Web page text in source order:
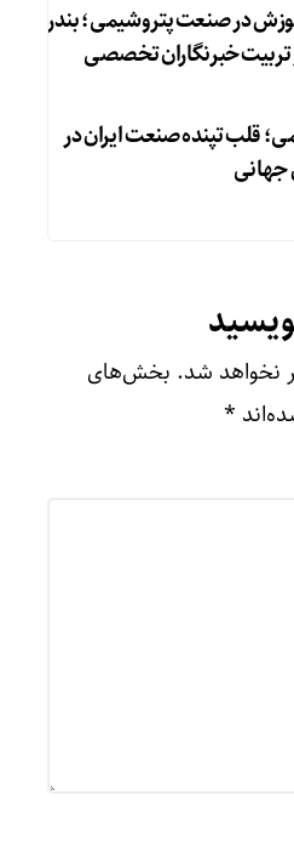
در صنعت پتروشیمی؛ بندر
تربیت خبرنگاران تخصصی
قلب تپنده صنعت ایران در
نخواهد شد. بخش‌های
*